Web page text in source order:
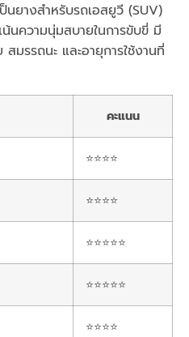
ยางสำหรับรถเอสยูวี (SUV)
น้นความนุ่มสบายในการขับขี่ มี
มรรถนะ และอายุการใช้งานที่
คะแนน
⭐⭐⭐⭐
⭐⭐⭐⭐
⭐⭐⭐⭐⭐
⭐⭐⭐⭐⭐
⭐⭐⭐⭐